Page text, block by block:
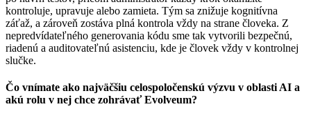
kontroluje, upravuje alebo zamieta. Tým sa znižuje kognitívna
záťaž, a zároveň zostáva plná kontrola vždy na strane človeka. Z
nepredvídateľného generovania kódu sme tak vytvorili bezpečnú,
riadenú a auditovateľnú asistenciu, kde je človek vždy v kontrolnej
slučke.
Čo vnímate ako najväčšiu celospoločenskú výzvu v oblasti AI a
akú rolu v nej chce zohrávať Evolveum?